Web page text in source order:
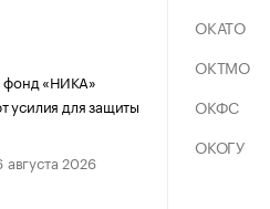
фонд «НИКА»
усилия для защиты
августа 2026
ОКАТО
ОКТМО
ОКФС
ОКОГУ